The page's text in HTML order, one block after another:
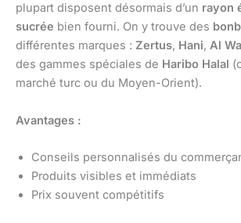
plupart disposent désormais d’un rayon
sucrée bien fourni. On y trouve des
différentes marques : Zertus, Hani, Al
des gammes spéciales de Haribo Halal
marché turc ou du Moyen-Orient).
Avantages :
Conseils personnalisés du
Produits visibles et immédiats
Prix souvent compétitifs